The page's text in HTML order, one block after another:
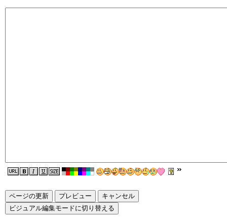
ページの更新
ビジュアル編集モードに切り替える